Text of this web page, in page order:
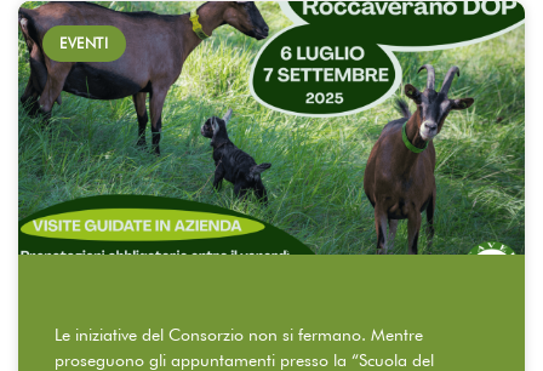
EVENTI
Le iniziative del Consorzio non si fermano. Mentre
proseguono gli appuntamenti presso la “Scuola del